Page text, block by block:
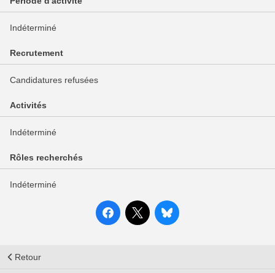
Indéterminé
Recrutement
Candidatures refusées
Activités
Indéterminé
Rôles recherchés
Indéterminé
Retour